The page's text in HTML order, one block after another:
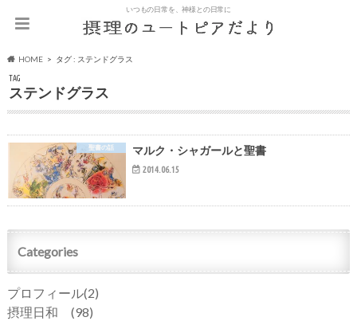
いつもの日常を、神様との日常に
HOME タグ : ステンドグラス
TAG
ステンドグラス
聖書の話 マルク・シャガールと聖書
2014.06.15
Categories
プロフィール(2)
摂理日和 (98)